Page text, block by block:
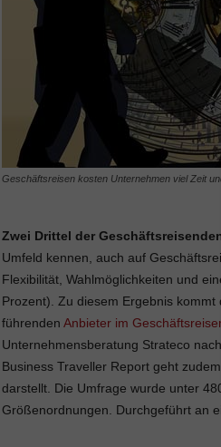
Geschäftsreisen kosten Unternehmen viel Zeit
Zwei Drittel der
Umfeld kennen, auch auf
Flexibilität, Wahlmöglichkeiten und
Prozent). Zu diesem Ergebnis
führenden Anbieter im
Unternehmensberatung Strateco
Business Traveller Report geht
darstellt. Die Umfrage wurde unter
Größenordnungen. Durchgeführt an